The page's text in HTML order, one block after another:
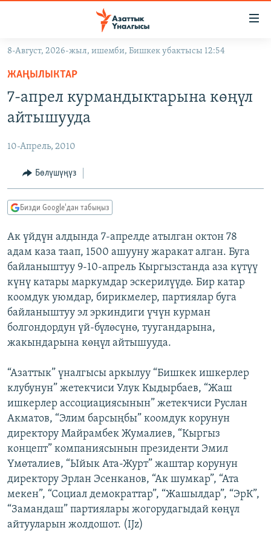
Навигацияга
өтүңүз
салыңызКЫРГЫЗСТАН
ЭКОНОМИКА
МАДАНИЯТ
ДҮЙНӨ
БОРБОР АЗИЯ
АТАЙЫН ИЛИКТӨӨ
ТВ ПРОГРАММАЛАР
ЭКСПЕРТТЕР ТАЛДАЙТ
БИЗ ЖАНА ДҮЙНӨ
ДАНИСТЕ
ЭЖЕ-СИҢДИЛЕР
АЗАТТЫК+
ЫҢГАЙСЫЗ СУРООЛОР
ӨЗГӨЧӨ ПИКИР
Русский
ОНЛАЙН ШЕРИНЕ
8-Август, 2026-жыл, ишемби, Бишкек убактысы 12:54
ЖАҢЫЛЫКТАР
7-апрел курмандыктарына көңүл
айтышууда
10-Апрель, 2010
Бөлүшүңүз
Бизди Google'дан табыңыз
Ак үйдүн алдында 7-апрелде атылган октон 78
адам каза таап, 1500 ашууну жаракат алган. Буга
байланыштуу 9-10-апрель Кыргызстанда аза күтүү
күнү катары маркумдар эскерилүүдө. Бир катар
коомдук уюмдар, бирикмелер, партиялар буга
байланыштуу эл эркиндиги үчүн курман
болгондордун үй-бүлөсүнө, туугандарына,
жакындарына көңүл айтышууда.
“Азаттык” үналгысы аркылуу “Бишкек ишкерлер
клубунун” жетекчиси Улук Кыдырбаев, “Жаш
ишкерлер ассоциациясынын” жетекчиси Руслан
Акматов, “Элим барсыңбы” коомдук корунун
директору Майрамбек Жумалиев, “Кыргыз
концепт” компаниясынын президенти Эмил
Үмөталиев, “Ыйык Ата-Журт” жаштар корунун
директору Эрлан Эсенканов, “Ак шумкар”, “Ата
мекен”, “Социал демократтар”, “Жашылдар”, “ЭрК”,
“Замандаш” партиялары жогорудагыдай көңүл
айтууларын жолдошот. (IJz)